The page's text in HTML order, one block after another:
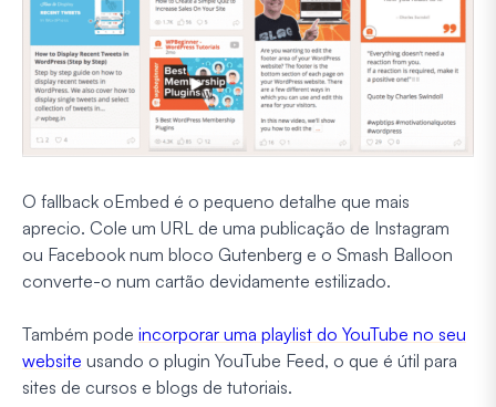
O fallback oEmbed é o pequeno detalhe que mais
aprecio. Cole um URL de uma publicação de Instagram
ou Facebook num bloco Gutenberg e o Smash Balloon
converte-o num cartão devidamente estilizado.
Também pode incorporar uma playlist do YouTube no seu
website usando o plugin YouTube Feed, o que é útil para
sites de cursos e blogs de tutoriais.